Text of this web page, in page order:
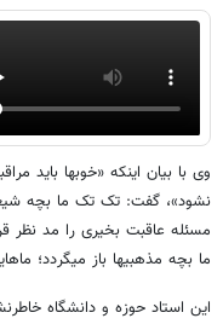
وی با بیان اینکه «خوب​ها باید
نشود»، گفت: تک تک ما بچه
مسئله عاقبت بخیری را مد نظر
ما بچه مذهبی​ها باز می​گردد؛
این استاد حوزه و دانشگاه